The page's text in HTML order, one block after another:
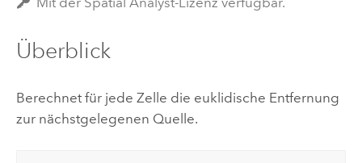
Überblick
Berechnet für jede Zelle die euklidische Entfernung
zur nächstgelegenen Quelle.